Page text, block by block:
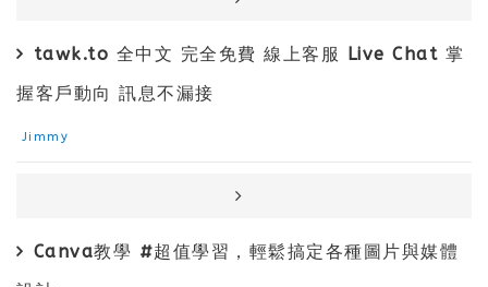
tawk.to 全中文 完全免費 線上客服 Live Chat 掌
握客戶動向 訊息不漏接
Jimmy
Canva教學 #超值學習，輕鬆搞定各種圖片與媒體